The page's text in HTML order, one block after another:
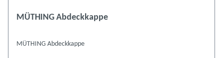
MÜTHING Abdeckkappe
MÜTHING Abdeckkappe